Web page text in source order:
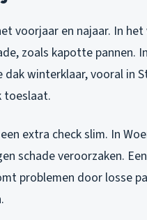
voorjaar en najaar. In
zoals kapotte pannen.
dak winterklaar, vooral in
toeslaat.
extra check slim. In
schade veroorzaken.
problemen door losse